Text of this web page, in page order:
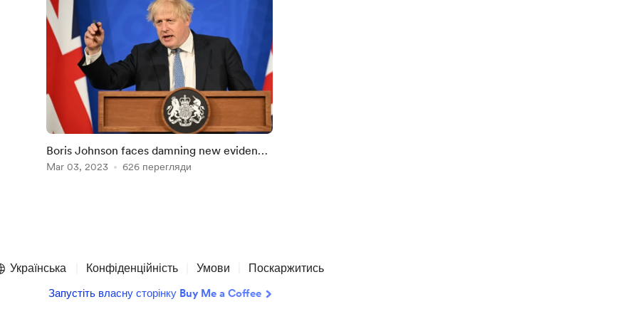
Boris Johnson faces damning new evidence
in Partygate inquiry
Mar 03, 2023 626 перегляди
Українська Конфіденційність Умови Поскаржитись
Запустіть власну сторінку Buy Me a Coffee